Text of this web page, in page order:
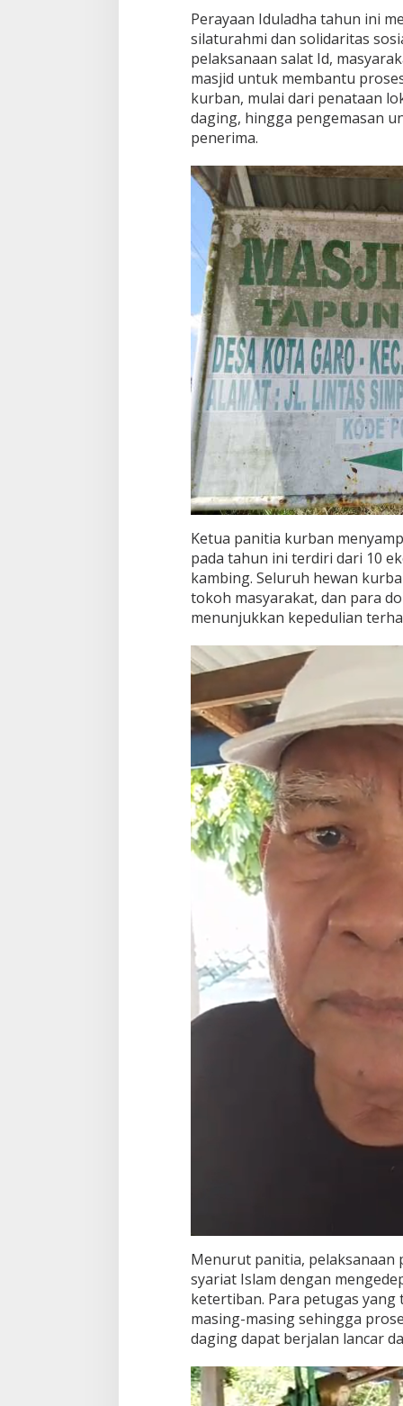
Perayaan Iduladha tahun ini
silaturahmi dan solidaritas
pelaksanaan salat Id,
masjid untuk membantu
kurban, mulai dari penataan
daging, hingga pengemasan
penerima.
Ketua panitia kurban
pada tahun ini terdiri dari 10
kambing. Seluruh hewan
tokoh masyarakat, dan para
menunjukkan kepedulian
Menurut panitia, pelaksanaan
syariat Islam dengan
ketertiban. Para petugas
masing-masing sehingga
daging dapat berjalan lancar